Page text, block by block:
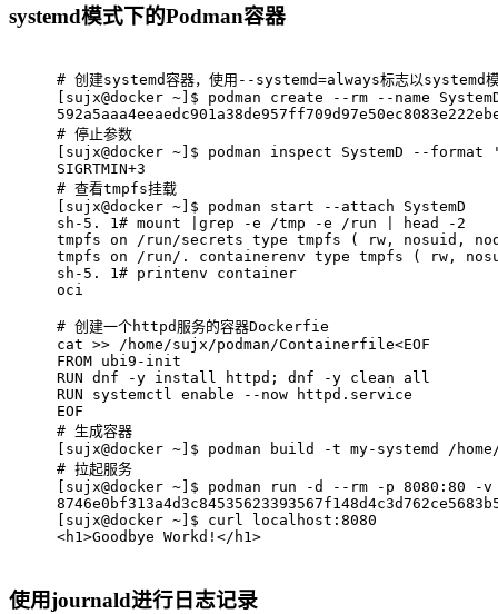
systemd模式下的Podman容器
# 创建systemd容器，使用--systemd=always标志以systemd模
[sujx@docker ~]$ podman create --rm --name
# 停止参数
[sujx@docker ~]$ podman inspect SystemD --
SIGRTMIN+3
# 查看tmpfs挂载
[sujx@docker ~]$ podman start --attach SystemD
sh-5. 1# mount |grep -e /tmp -e /run | head -2
tmpfs on /run/secrets type tmpfs ( rw, nosuid,
tmpfs on /run/. containerenv type tmpfs ( rw,
sh-5. 1# printenv container
oci
# 创建一个httpd服务的容器Dockerfie
cat >> /home/sujx/podman/Containerfile<EOF
FROM ubi9-init
RUN dnf -y install httpd; dnf -y clean all
RUN systemctl enable --now httpd.service
EOF
# 生成容器
[sujx@docker ~]$ podman build -t my-systemd /
# 拉起服务
[sujx@docker ~]$ podman run -d --rm -p 8080:80
[sujx@docker ~]$ curl localhost:8080
<h1>Goodbye Workd!</h1>
使用journald进行日志记录